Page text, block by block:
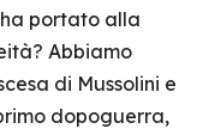
ha portato alla
Abbiamo
di Mussolini e
dopoguerra,